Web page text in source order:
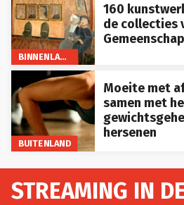
BINNENLAND
160
de collecties
Gemeenschap
BUITENLAND
Moeite met
samen met
hersenen
STREAMING IN